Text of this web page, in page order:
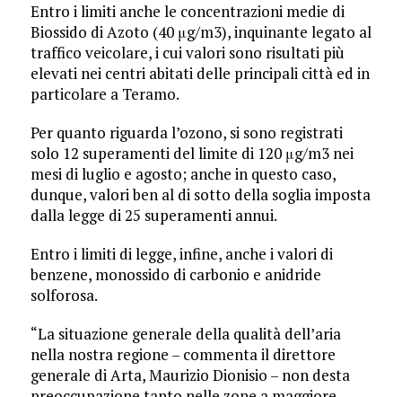
Entro i limiti anche le concentrazioni medie di
Biossido di Azoto (40 μg/m3), inquinante legato al
traffico veicolare, i cui valori sono risultati più
elevati nei centri abitati delle principali città ed in
particolare a Teramo.
Per quanto riguarda l’ozono, si sono registrati
solo 12 superamenti del limite di 120 μg/m3 nei
mesi di luglio e agosto; anche in questo caso,
dunque, valori ben al di sotto della soglia imposta
dalla legge di 25 superamenti annui.
Entro i limiti di legge, infine, anche i valori di
benzene, monossido di carbonio e anidride
solforosa.
“La situazione generale della qualità dell’aria
nella nostra regione – commenta il direttore
generale di Arta, Maurizio Dionisio – non desta